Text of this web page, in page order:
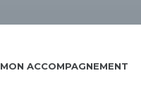
MON ACCOMPAGNEMENT